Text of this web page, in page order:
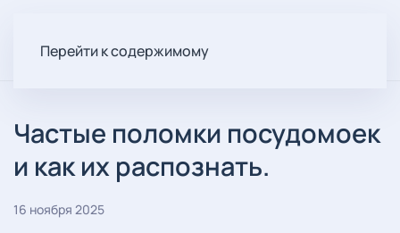
Перейти к содержимому
Частые поломки посудомоек
и как их распознать.
16 ноября 2025